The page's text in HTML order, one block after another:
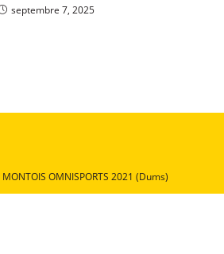
septembre 7, 2025
OMNISPORTS 2021 (Dums)